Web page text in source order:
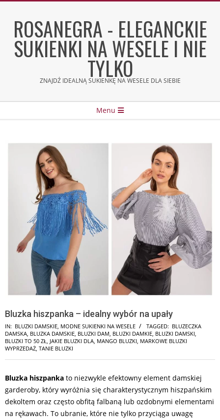
contentROSANEGRA - ELEGANCKIE
SUKIENKI NA WESELE I NIE
TYLKO
ZNAJDŹ IDEALNĄ SUKIENKĘ NA WESELE DLA SIEBIE
Menu
Bluzka hiszpanka – idealny wybór na upały
IN: BLUZKI DAMSKIE, MODNE SUKIENKI NA WESELE TAGGED: BLUZECZKA
DAMSKA, BLUZKA DAMSKIE, BLUZKI DAM, BLUZKI DAMKIE, BLUZKI DAMSKI,
BLUZKI TO 50 ZŁ, JAKIE BLUZKI DLA, MANGO BLUZKI, MARKOWE BLUZKI
WYPRZEDAŻ, TANIE BLUZKI
Bluzka hiszpanka to niezwykle efektowny element damskiej
garderoby, który wyróżnia się charakterystycznym hiszpańskim
dekoltem oraz często obfitą falbaną lub ozdobnymi elementami
na rękawach. To ubranie, które nie tylko przyciąga uwagę